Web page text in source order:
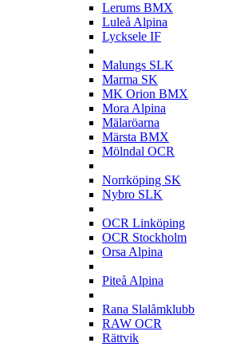
Lerums BMX
Luleå Alpina
Lycksele IF
Malungs SLK
Marma SK
MK Orion BMX
Mora Alpina
Mälaröarna
Märsta BMX
Mölndal OCR
Norrköping SK
Nybro SLK
OCR Linköping
OCR Stockholm
Orsa Alpina
Piteå Alpina
Rana Slalåmklubb
RAW OCR
Rättvik